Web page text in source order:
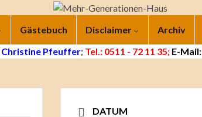
Gästebuch Disclaimer
Archiv
Christine Pfeuffer; Tel.: 0511 - 72 11 35; E-Mail:
DATUM